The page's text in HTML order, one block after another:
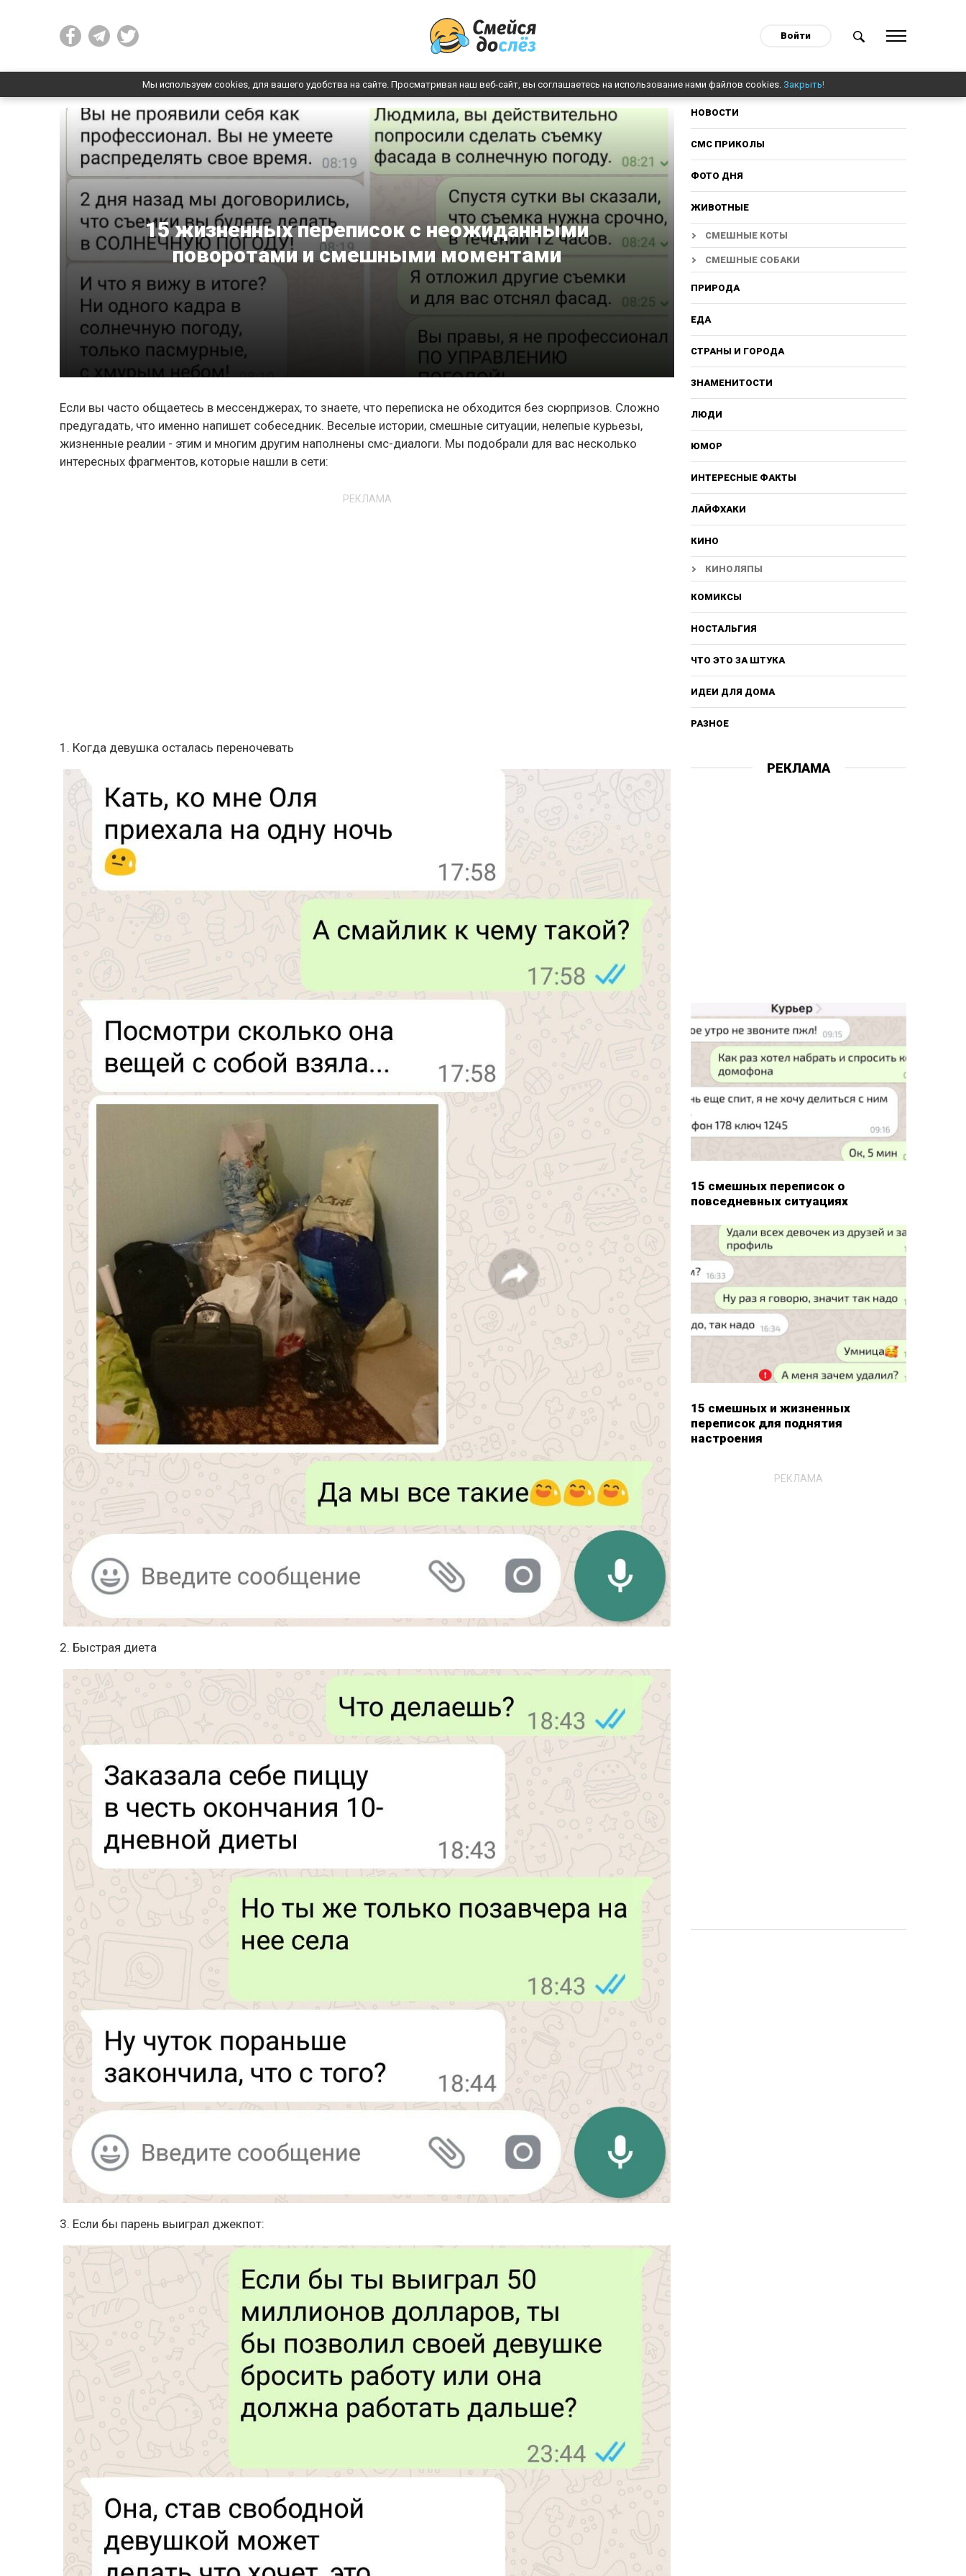
Войти
Мы используем cookies, для вашего удобства на сайте. Просматривая наш веб-сайт, вы соглашаетесь на использование нами файлов cookies. Закрыть!
15 жизненных переписок с неожиданными
поворотами и смешными моментами
Если вы часто общаетесь в мессенджерах, то знаете, что переписка не обходится без сюрпризов. Сложно
предугадать, что именно напишет собеседник. Веселые истории, смешные ситуации, нелепые курьезы,
жизненные реалии - этим и многим другим наполнены смс-диалоги. Мы подобрали для вас несколько
интересных фрагментов, которые нашли в сети:
РЕКЛАМА
1. Когда девушка осталась переночевать
2. Быстрая диета
3. Если бы парень выиграл джекпот:
НОВОСТИ
СМС ПРИКОЛЫ
ФОТО ДНЯ
ЖИВОТНЫЕ
СМЕШНЫЕ КОТЫ
СМЕШНЫЕ СОБАКИ
ПРИРОДА
ЕДА
СТРАНЫ И ГОРОДА
ЗНАМЕНИТОСТИ
ЛЮДИ
ЮМОР
ИНТЕРЕСНЫЕ ФАКТЫ
ЛАЙФХАКИ
КИНО
КИНОЛЯПЫ
КОМИКСЫ
НОСТАЛЬГИЯ
ЧТО ЭТО ЗА ШТУКА
ИДЕИ ДЛЯ ДОМА
РАЗНОЕ
РЕКЛАМА
15 смешных переписок о
повседневных ситуациях
15 смешных и жизненных
переписок для поднятия
настроения
РЕКЛАМА